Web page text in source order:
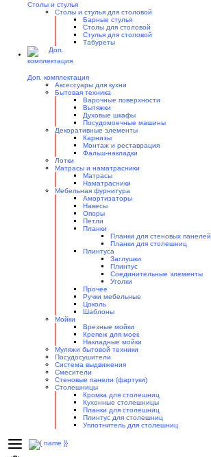
Столы и стулья
Столы и стулья для столовой
Барные стулья
Столы для столовой
Стулья для столовой
Табуреты
Доп. комплектация
Аксессуары для кухни
Бытовая техника
Варочные поверхности
Вытяжки
Духовые шкафы
Посудомоечные машины
Декоративные элементы
Карнизы
Монтаж и реставрация
Фальш-накладки
Лотки
Матрасы и наматрасники
Матрасы
Наматрасники
Мебельная фурнитура
Амортизаторы
Навесы
Опоры
Петли
Планки
Планки для стеновых панелей
Планки для столешниц
Плинтуса
Заглушки
Плинтус
Соединительные элементы
Уголки
Прочее
Ручки мебельные
Цоколь
Шаблоны
Мойки
Врезные мойки
Крепеж для моек
Накладные мойки
Муляжи бытовой техники
Посудосушители
Система выдвижения
Смесители
Стеновые панели (фартуки)
Столешницы
Кромка для столешниц
Кухонные столешницы
Планки для столешниц
Плинтус для столешниц
Уплотнитель для столешниц